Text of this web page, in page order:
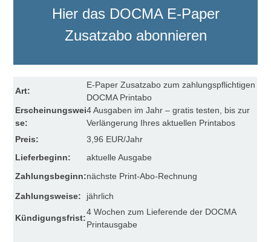
Hier das DOCMA E-Paper
Zusatzabo abonnieren
Art:
E-Paper Zusatzabo zum zahlungspflichtigen
DOCMA Printabo
Erscheinungswei
se:
4 Ausgaben im Jahr – gratis testen, bis zur
Verlängerung Ihres aktuellen Printabos
Preis:
3,96 EUR/Jahr
Lieferbeginn:
aktuelle Ausgabe
Zahlungsbeginn:nächste Print-Abo-Rechnung
Zahlungsweise: jährlich
Kündigungsfrist:
4 Wochen zum Lieferende der DOCMA
Printausgabe